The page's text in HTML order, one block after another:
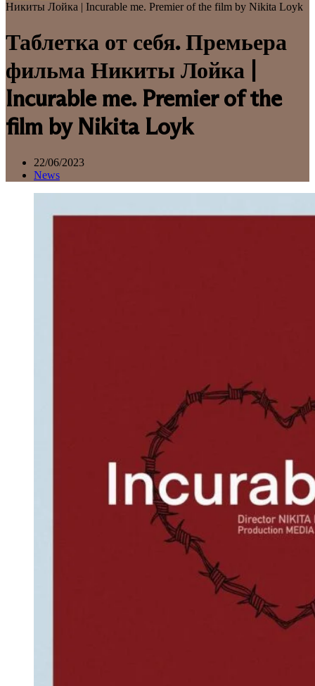
Никиты Лойка | Incurable me. Premier of the film by Nikita Loyk
Таблетка от себя. Премьера
фильма Никиты Лойка |
Incurable me. Premier of the
film by Nikita Loyk
22/06/2023
News